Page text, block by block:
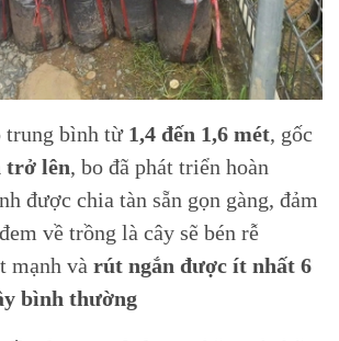
trung bình từ 1,4 đến 1,6 mét, gốc
trở lên, bo đã phát triển hoàn
được chia tàn sẵn gọn gàng, đảm
về trồng là cây sẽ bén rễ
mạnh và rút ngắn được ít nhất 6
bình thường